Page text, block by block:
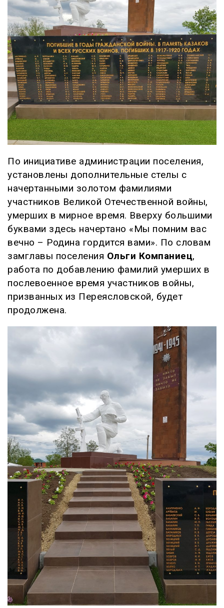
По инициативе администрации поселения,
установлены дополнительные стелы с
начертанными золотом фамилиями
участников Великой Отечественной войны,
умерших в мирное время. Вверху большими
буквами здесь начертано «Мы помним вас
вечно – Родина гордится вами». По словам
замглавы поселения Ольги Компаниец,
работа по добавлению фамилий умерших в
послевоенное время участников войны,
призванных из Переясловской, будет
продолжена.